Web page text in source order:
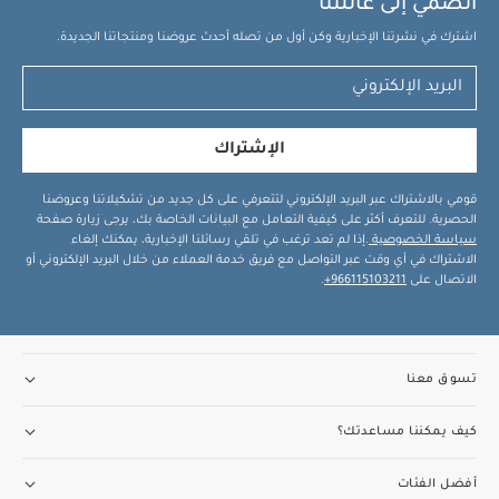
انضمي إلى عائلتنا
اشترك في نشرتنا الإخبارية وكن أول من تصله أحدث عروضنا ومنتجاتنا الجديدة.
الإشتراك
قومي بالاشتراك عبر البريد الإلكتروني لتتعرفي على كل جديد من تشكيلاتنا وعروضنا
الحصرية. للتعرف أكثر على كيفية التعامل مع البيانات الخاصة بك، يرجى زيارة صفحة
سياسة الخصوصية .إذا لم تعد ترغب في تلقي رسائلنا الإخبارية، يمكنك إلغاء
الاشتراك في أي وقت عبر التواصل مع فريق خدمة العملاء من خلال البريد الإلكتروني أو
الاتصال على 966115103211+
.
تسوق معنا
كيف يمكننا مساعدتك؟
أفضل الفئات